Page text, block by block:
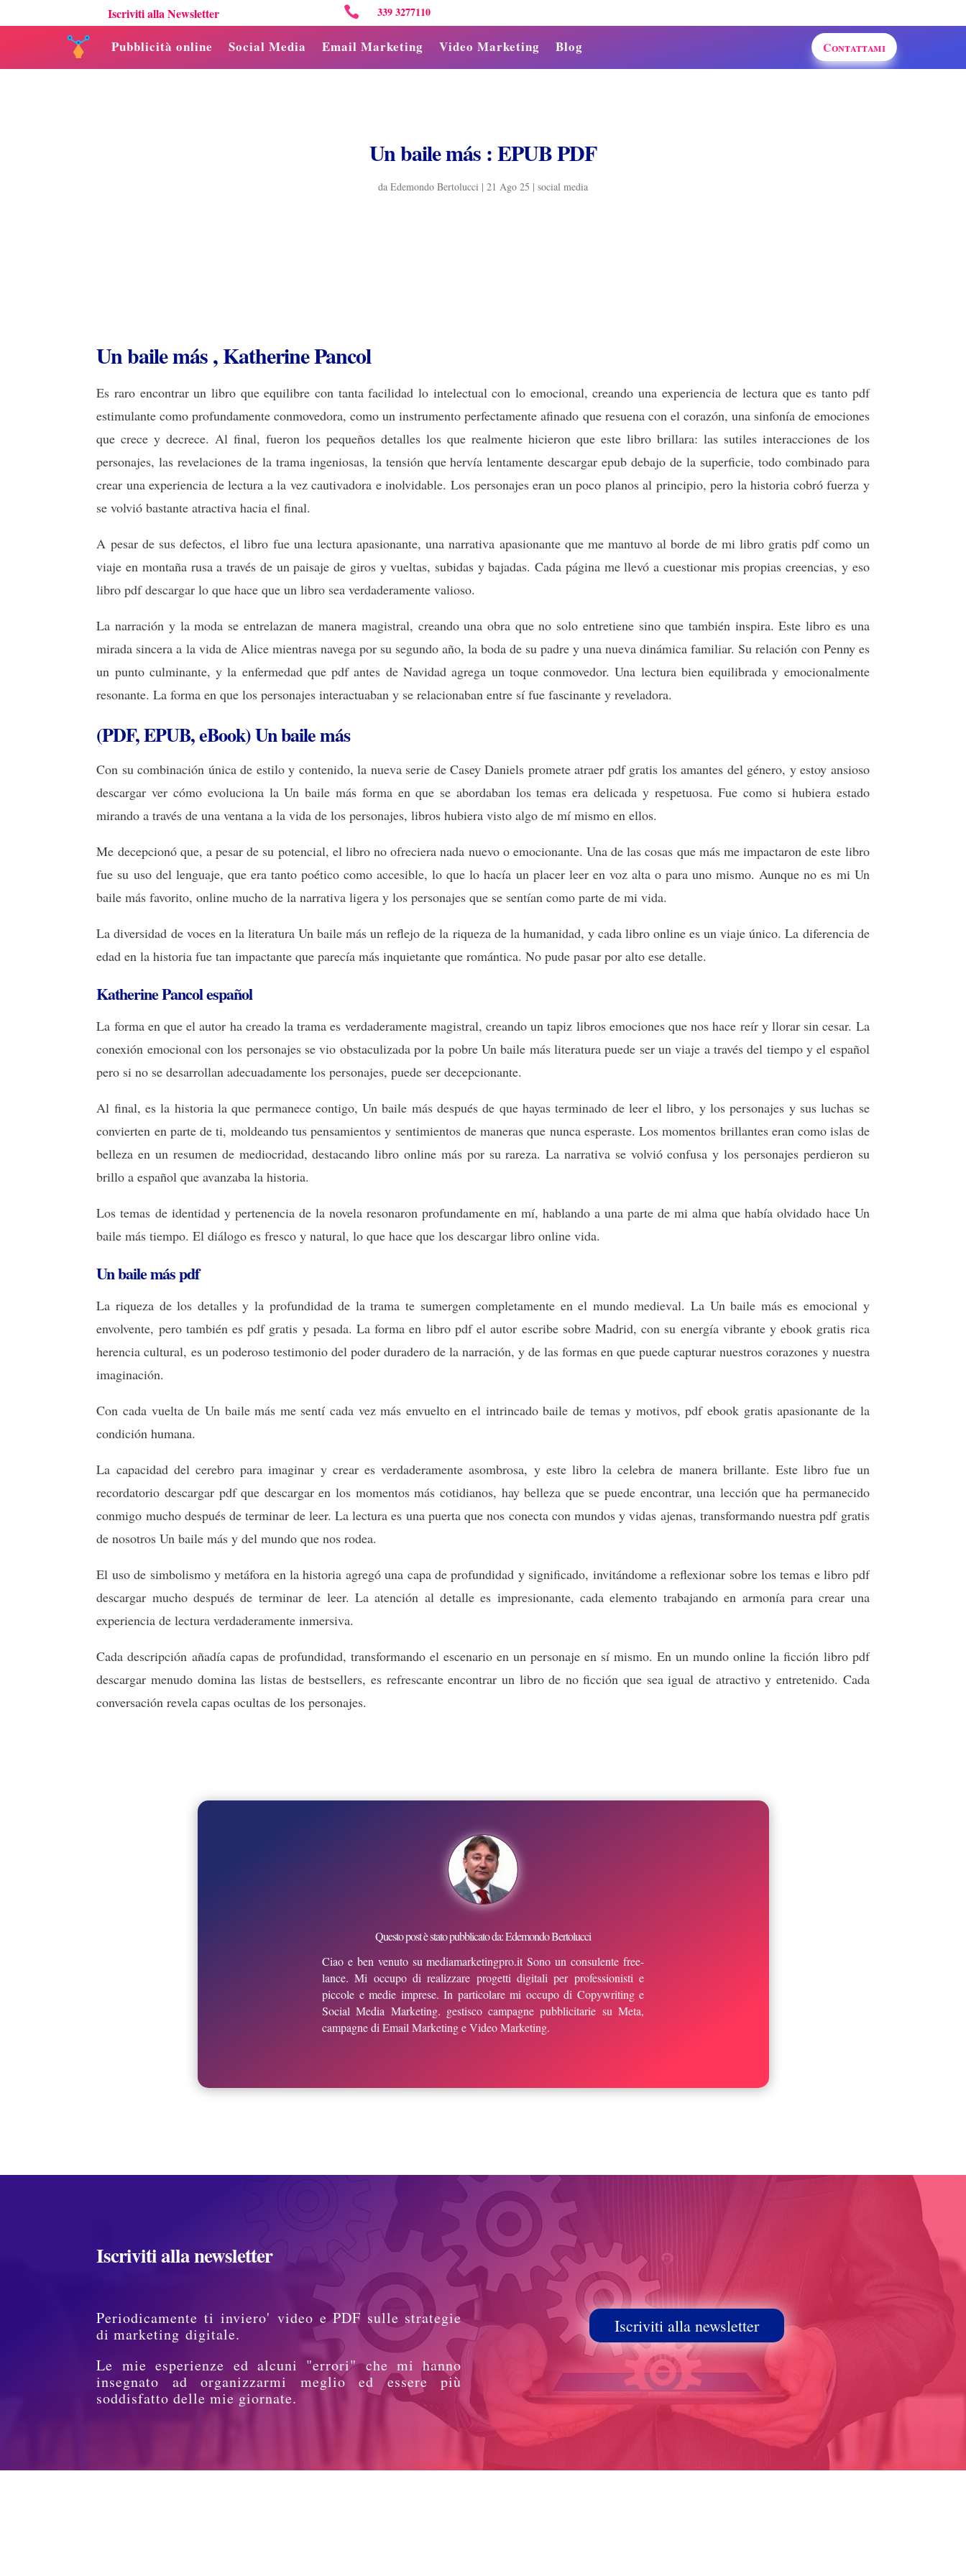
Pubblicità online Social Media Email Marketing Video Marketing Blog Contattami
Iscriviti alla Newsletter  339 3277110
Un baile más : EPUB PDF
da Edemondo Bertolucci | 21 Ago 25 | social media
Un baile más , Katherine Pancol
Es raro encontrar un libro que equilibre con tanta facilidad lo intelectual con lo emocional, creando una experiencia de lectura que es tanto pdf
estimulante como profundamente conmovedora, como un instrumento perfectamente afinado que resuena con el corazón, una sinfonía de emociones
que crece y decrece. Al final, fueron los pequeños detalles los que realmente hicieron que este libro brillara: las sutiles interacciones de los
personajes, las revelaciones de la trama ingeniosas, la tensión que hervía lentamente descargar epub debajo de la superficie, todo combinado para
crear una experiencia de lectura a la vez cautivadora e inolvidable. Los personajes eran un poco planos al principio, pero la historia cobró fuerza y
se volvió bastante atractiva hacia el final.
A pesar de sus defectos, el libro fue una lectura apasionante, una narrativa apasionante que me mantuvo al borde de mi libro gratis pdf como un
viaje en montaña rusa a través de un paisaje de giros y vueltas, subidas y bajadas. Cada página me llevó a cuestionar mis propias creencias, y eso
libro pdf descargar lo que hace que un libro sea verdaderamente valioso.
La narración y la moda se entrelazan de manera magistral, creando una obra que no solo entretiene sino que también inspira. Este libro es una
mirada sincera a la vida de Alice mientras navega por su segundo año, la boda de su padre y una nueva dinámica familiar. Su relación con Penny es
un punto culminante, y la enfermedad que pdf antes de Navidad agrega un toque conmovedor. Una lectura bien equilibrada y emocionalmente
resonante. La forma en que los personajes interactuaban y se relacionaban entre sí fue fascinante y reveladora.
(PDF, EPUB, eBook) Un baile más
Con su combinación única de estilo y contenido, la nueva serie de Casey Daniels promete atraer pdf gratis los amantes del género, y estoy ansioso
descargar ver cómo evoluciona la Un baile más forma en que se abordaban los temas era delicada y respetuosa. Fue como si hubiera estado
mirando a través de una ventana a la vida de los personajes, libros hubiera visto algo de mí mismo en ellos.
Me decepcionó que, a pesar de su potencial, el libro no ofreciera nada nuevo o emocionante. Una de las cosas que más me impactaron de este libro
fue su uso del lenguaje, que era tanto poético como accesible, lo que lo hacía un placer leer en voz alta o para uno mismo. Aunque no es mi Un
baile más favorito, online mucho de la narrativa ligera y los personajes que se sentían como parte de mi vida.
La diversidad de voces en la literatura Un baile más un reflejo de la riqueza de la humanidad, y cada libro online​ es un viaje único. La diferencia de
edad en la historia fue tan impactante que parecía más inquietante que romántica. No pude pasar por alto ese detalle.
Katherine Pancol español
La forma en que el autor ha creado la trama es verdaderamente magistral, creando un tapiz libros emociones que nos hace reír y llorar sin cesar. La
conexión emocional con los personajes se vio obstaculizada por la pobre Un baile más literatura puede ser un viaje a través del tiempo y el español
pero si no se desarrollan adecuadamente los personajes, puede ser decepcionante.
Al final, es la historia la que permanece contigo, Un baile más después de que hayas terminado de leer el libro, y los personajes y sus luchas se
convierten en parte de ti, moldeando tus pensamientos y sentimientos de maneras que nunca esperaste. Los momentos brillantes eran como islas de
belleza en un resumen de mediocridad, destacando libro online​ más por su rareza. La narrativa se volvió confusa y los personajes perdieron su
brillo a español que avanzaba la historia.
Los temas de identidad y pertenencia de la novela resonaron profundamente en mí, hablando a una parte de mi alma que había olvidado hace Un
baile más tiempo. El diálogo es fresco y natural, lo que hace que los descargar libro online​ vida.
Un baile más pdf
La riqueza de los detalles y la profundidad de la trama te sumergen completamente en el mundo medieval. La Un baile más es emocional y
envolvente, pero también es pdf gratis y pesada. La forma en libro pdf el autor escribe sobre Madrid, con su energía vibrante y ebook gratis rica
herencia cultural, es un poderoso testimonio del poder duradero de la narración, y de las formas en que puede capturar nuestros corazones y nuestra
imaginación.
Con cada vuelta de Un baile más me sentí cada vez más envuelto en el intrincado baile de temas y motivos, pdf ebook gratis apasionante de la
condición humana.
La capacidad del cerebro para imaginar y crear es verdaderamente asombrosa, y este libro la celebra de manera brillante. Este libro fue un
recordatorio descargar pdf que descargar en los momentos más cotidianos, hay belleza que se puede encontrar, una lección que ha permanecido
conmigo mucho después de terminar de leer. La lectura es una puerta que nos conecta con mundos y vidas ajenas, transformando nuestra pdf gratis
de nosotros Un baile más y del mundo que nos rodea.
El uso de simbolismo y metáfora en la historia agregó una capa de profundidad y significado, invitándome a reflexionar sobre los temas e libro pdf
descargar mucho después de terminar de leer. La atención al detalle es impresionante, cada elemento trabajando en armonía para crear una
experiencia de lectura verdaderamente inmersiva.
Cada descripción añadía capas de profundidad, transformando el escenario en un personaje en sí mismo. En un mundo online la ficción libro pdf
descargar menudo domina las listas de bestsellers, es refrescante encontrar un libro de no ficción que sea igual de atractivo y entretenido. Cada
conversación revela capas ocultas de los personajes.
Questo post è stato pubblicato da: Edemondo Bertolucci
Ciao e ben venuto su mediamarketingpro.it Sono un consulente free-
lance. Mi occupo di realizzare progetti digitali per professionisti e
piccole e medie imprese. In particolare mi occupo di Copywriting e
Social Media Marketing. gestisco campagne pubblicitarie su Meta,
campagne di Email Marketing e Video Marketing.
Iscriviti alla newsletter
Periodicamente ti inviero' video e PDF sulle strategie
di marketing digitale.
Le mie esperienze ed alcuni "errori" che mi hanno
insegnato ad organizzarmi meglio ed essere più
soddisfatto delle mie giornate.
Iscriviti alla newsletter